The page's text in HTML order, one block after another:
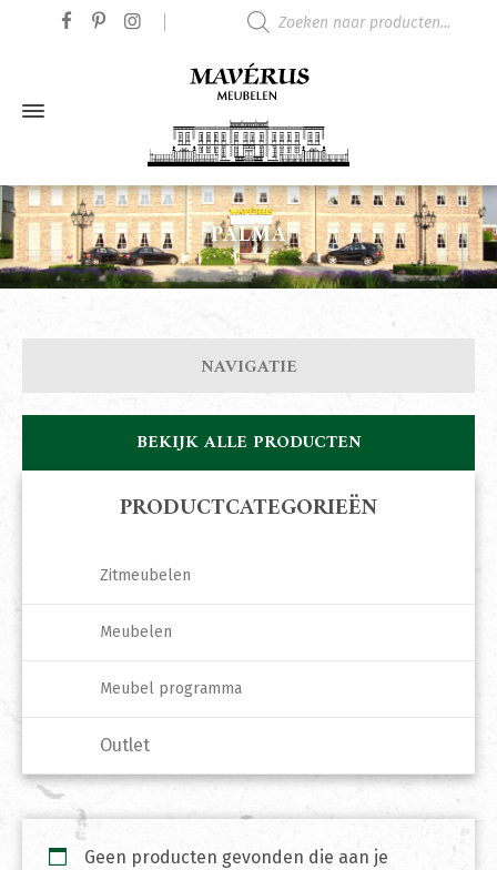
PALMA
Geen producten gevonden die aan je
NAVIGATIE
BEKIJK ALLE PRODUCTEN
PRODUCTCATEGORIEËN
Zitmeubelen
Meubelen
Meubel programma
Outlet